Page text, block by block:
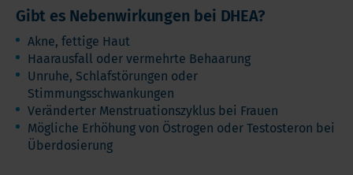
Gibt es Nebenwirkungen bei DHEA?
Akne, fettige Haut
Haarausfall oder vermehrte Behaarung
Unruhe, Schlafstörungen oder
Stimmungsschwankungen
Veränderter Menstruationszyklus bei Frauen
Mögliche Erhöhung von Östrogen oder Testosteron bei
Überdosierung